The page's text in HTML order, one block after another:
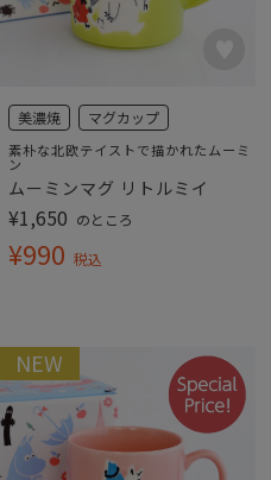
美濃焼 マグカップ
素朴な北欧テイストで描かれたムーミ
ン
ムーミンマグ リトルミイ
¥1,650 のところ
¥990 税込
NEW